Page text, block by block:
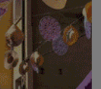
las gimnastas más
enorme
deporte”,